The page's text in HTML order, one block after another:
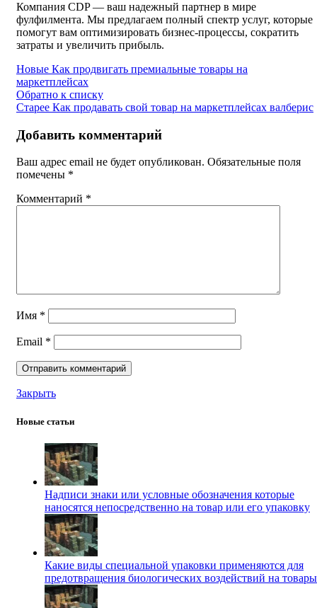
Компания CDP — ваш надежный партнер в мире
фулфилмента. Мы предлагаем полный спектр услуг, которые
помогут вам оптимизировать бизнес-процессы, сократить
затраты и увеличить прибыль.
Новые Как продвигать премиальные товары на
маркетплейсах
Обратно к списку
Старее Как продавать свой товар на маркетплейсах валберис
Добавить комментарий
Ваш адрес email не будет опубликован. Обязательные поля
помечены *
Комментарий *
Имя *
Email *
Закрыть
Новые статьи
Надписи знаки или условные обозначения которые
наносятся непосредственно на товар или его упаковку
Какие виды специальной упаковки применяются для
предотвращения биологических воздействий на товары